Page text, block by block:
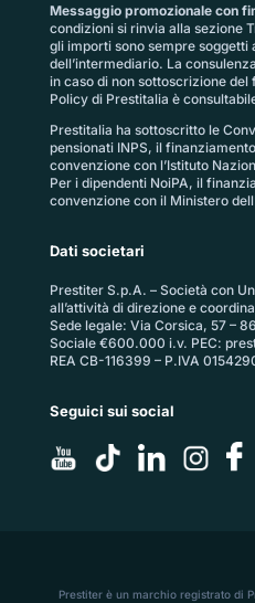
Messaggio promozionale con
condizioni si rinvia alla sezione
gli importi sono sempre
dell’intermediario. La
in caso di non sottoscrizione del
Policy di Prestitalia è
Prestitalia ha sottoscritto le
pensionati INPS, il
convenzione con l’Istituto
Per i dipendenti NoiPA, il
convenzione con il Ministero
Dati societari
Prestiter S.p.A. – Società con
all’attività di direzione e
Sede legale: Via Corsica, 57 –
Sociale €600.000 i.v. PEC:
REA CB-116399 – P.IVA
Seguici sui social
Prestiter è un marchio registrato di